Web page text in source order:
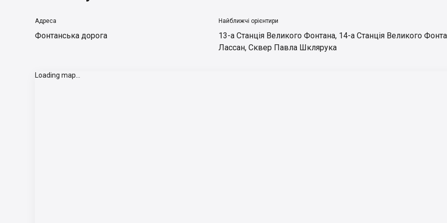
Адреса
Фонтанська дорога
Найближчі орієнтири
13-а Станція Великого Фонтана, 14-а Станція Великого
Лассан, Сквер Павла Шклярука
Loading map...